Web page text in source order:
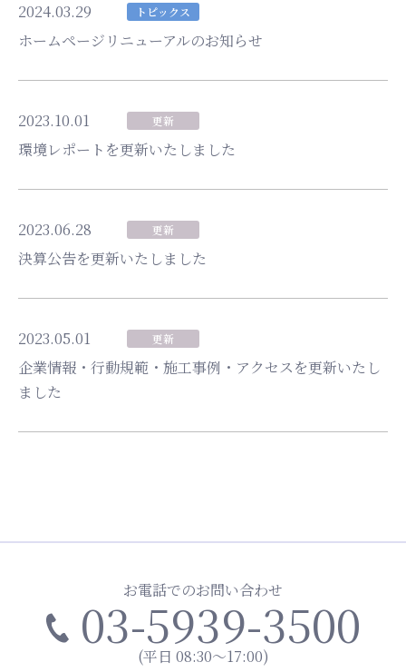
2024.03.29 トピックス
ホームページリニューアルのお知らせ
2023.10.01 更新
環境レポートを更新いたしました
2023.06.28 更新
決算公告を更新いたしました
2023.05.01 更新
企業情報・行動規範・施工事例・アクセスを更新いたし
ました
お電話でのお問い合わせ
03-5939-3500
(平日 08:30～17:00)